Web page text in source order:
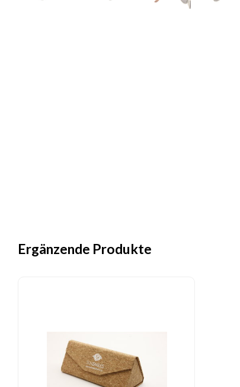
Ergänzende Produkte